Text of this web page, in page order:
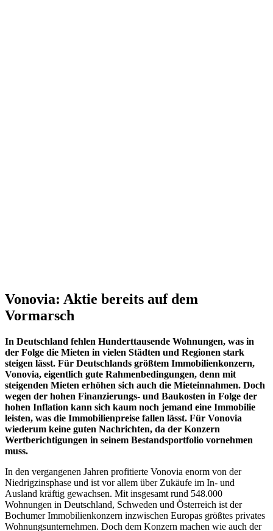
Vonovia: Aktie bereits auf dem
Vormarsch
In Deutschland fehlen Hunderttausende Wohnungen, was in
der Folge die Mieten in vielen Städten und Regionen stark
steigen lässt. Für Deutschlands größtem Immobilienkonzern,
Vonovia, eigentlich gute Rahmenbedingungen, denn mit
steigenden Mieten erhöhen sich auch die Mieteinnahmen. Doch
wegen der hohen Finanzierungs- und Baukosten in Folge der
hohen Inflation kann sich kaum noch jemand eine Immobilie
leisten, was die Immobilienpreise fallen lässt. Für Vonovia
wiederum keine guten Nachrichten, da der Konzern
Wertberichtigungen in seinem Bestandsportfolio vornehmen
muss.
In den vergangenen Jahren profitierte Vonovia enorm von der
Niedrigzinsphase und ist vor allem über Zukäufe im In- und
Ausland kräftig gewachsen. Mit insgesamt rund 548.000
Wohnungen in Deutschland, Schweden und Österreich ist der
Bochumer Immobilienkonzern inzwischen Europas größtes privates
Wohnungsunternehmen. Doch dem Konzern machen wie auch der